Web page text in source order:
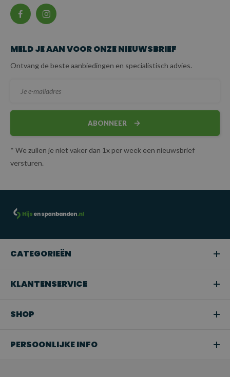
MELD JE AAN VOOR ONZE NIEUWSBRIEF
Ontvang de beste aanbiedingen en specialistisch advies.
ABONNEER
* We zullen je niet vaker dan 1x per week een nieuwsbrief
versturen.
CATEGORIEËN
KLANTENSERVICE
SHOP
PERSOONLIJKE INFO